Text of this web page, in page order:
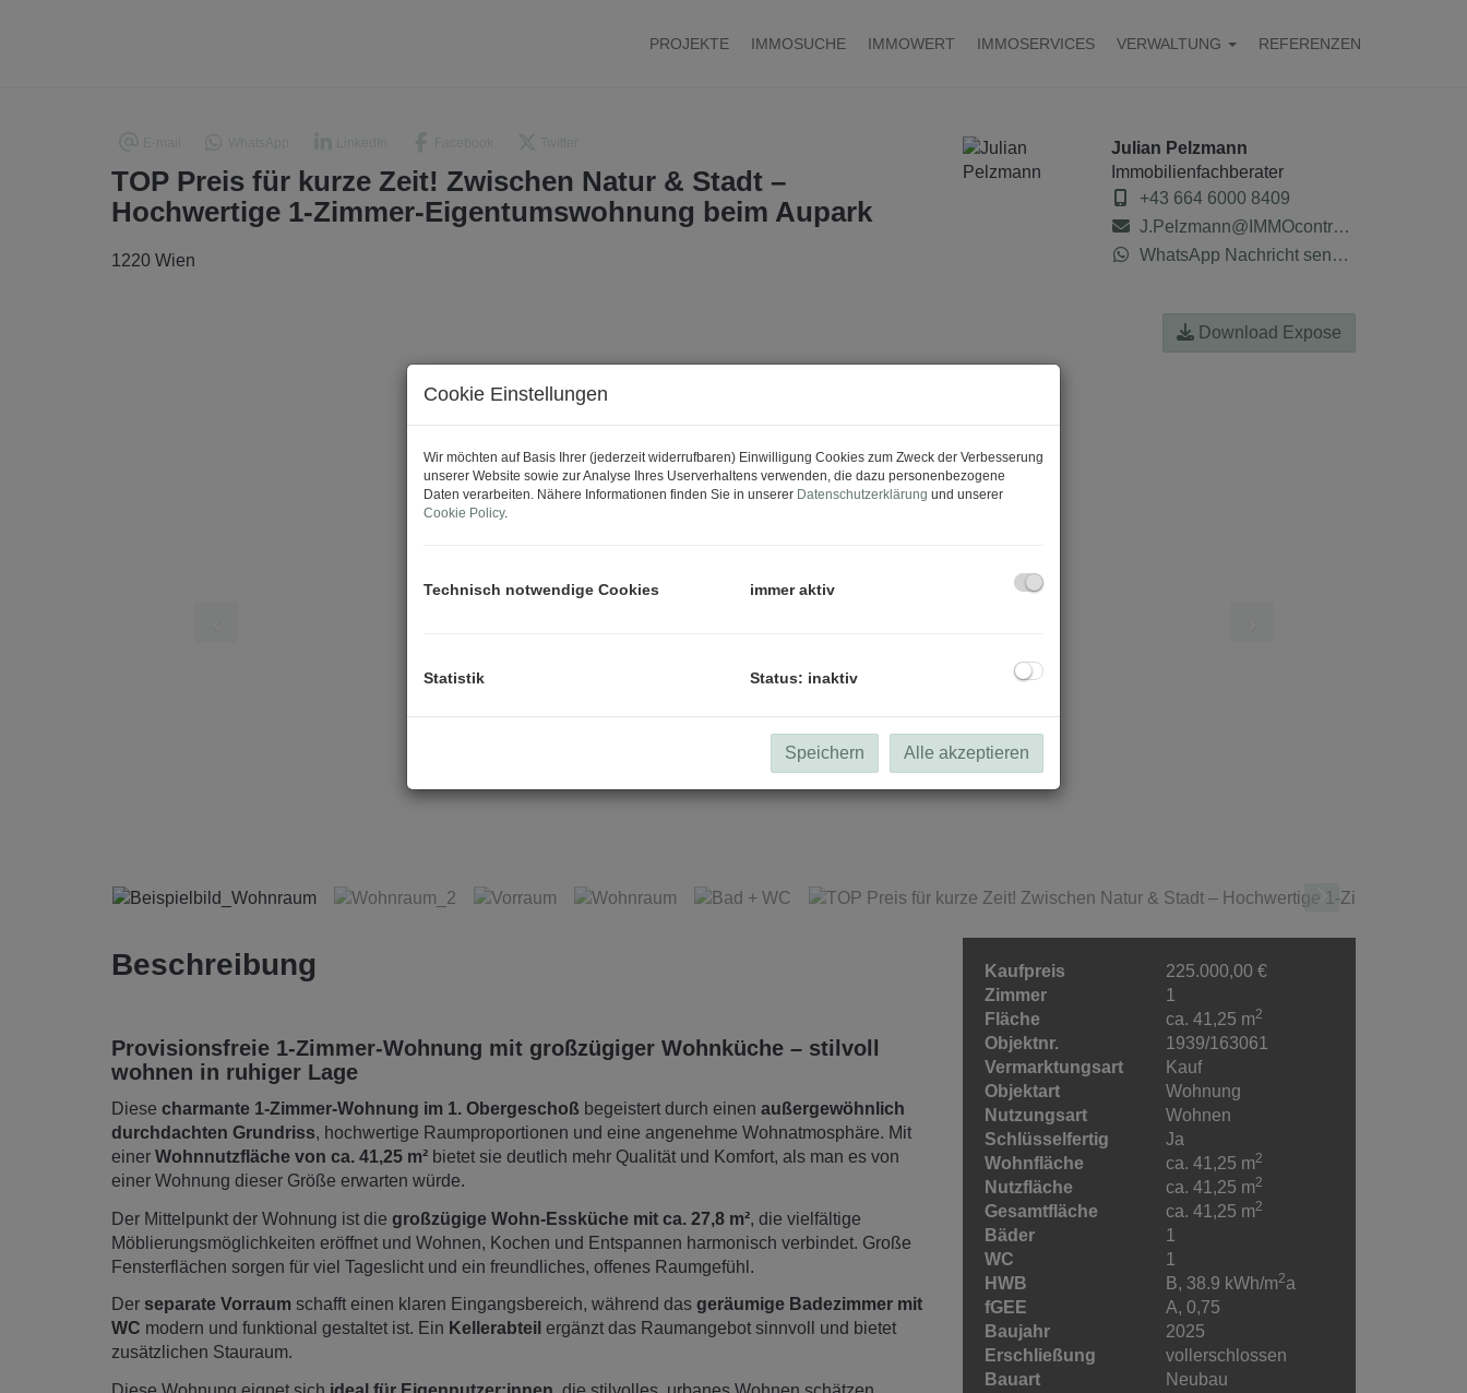
PROJEKTE IMMOSUCHE IMMOWERT IMMOSERVICES VERWALTUNG REFERENZEN
TOP Preis für kurze Zeit! Zwischen Natur & Stadt –
Hochwertige 1-Zimmer-Eigentumswohnung beim Aupark
1220 Wien
Julian Pelzmann
Immobilienfachberater
+43 664 6000 8409
J.Pelzmann@IMMOcontract.at
WhatsApp Nachricht senden
Download Expose
Beschreibung
Provisionsfreie 1-Zimmer-Wohnung mit großzügiger Wohnküche – stilvoll
wohnen in ruhiger Lage
Diese charmante 1-Zimmer-Wohnung im 1. Obergeschoß begeistert durch einen außergewöhnlich
durchdachten Grundriss, hochwertige Raumproportionen und eine angenehme Wohnatmosphäre. Mit
einer Wohnnutzfläche von ca. 41,25 m² bietet sie deutlich mehr Qualität und Komfort, als man es von
einer Wohnung dieser Größe erwarten würde.
Der Mittelpunkt der Wohnung ist die großzügige Wohn-Essküche mit ca. 27,8 m², die vielfältige
Möblierungsmöglichkeiten eröffnet und Wohnen, Kochen und Entspannen harmonisch verbindet. Große
Fensterflächen sorgen für viel Tageslicht und ein freundliches, offenes Raumgefühl.
Der separate Vorraum schafft einen klaren Eingangsbereich, während das geräumige Badezimmer mit
WC modern und funktional gestaltet ist. Ein Kellerabteil ergänzt das Raumangebot sinnvoll und bietet
zusätzlichen Stauraum.
Kaufpreis
225.000,00 €
Zimmer
1
Fläche
ca. 41,25 m2
Objektnr.
1939/163061
Vermarktungsart
Kauf
Objektart
Wohnung
Nutzungsart
Wohnen
Schlüsselfertig
Ja
Wohnfläche
ca. 41,25 m2
Nutzfläche ca. 41,25 m2
Gesamtfläche ca. 41,25 m2
Bäder
1
WC
1
HWB
B, 38.9 kWh/m2a
fGEE
A, 0,75
Baujahr
2025
Erschließung
vollerschlossen
Bauart
Neubau
Cookie Einstellungen
Wir möchten auf Basis Ihrer (jederzeit widerrufbaren) Einwilligung Cookies zum Zweck der Verbesserung
unserer Website sowie zur Analyse Ihres Userverhaltens verwenden, die dazu personenbezogene
Daten verarbeiten. Nähere Informationen finden Sie in unserer Datenschutzerklärung und unserer
Cookie Policy.
Technisch notwendige Cookies immer aktiv
Statistik Status: inaktiv
Speichern Alle akzeptieren